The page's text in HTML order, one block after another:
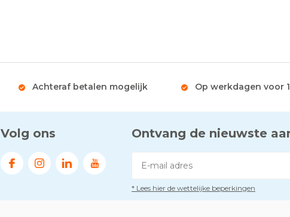
Achteraf betalen mogelijk Op werkdagen voor
Volg ons Ontvang de nieuwste
* Lees hier de wettelijke beperkingen